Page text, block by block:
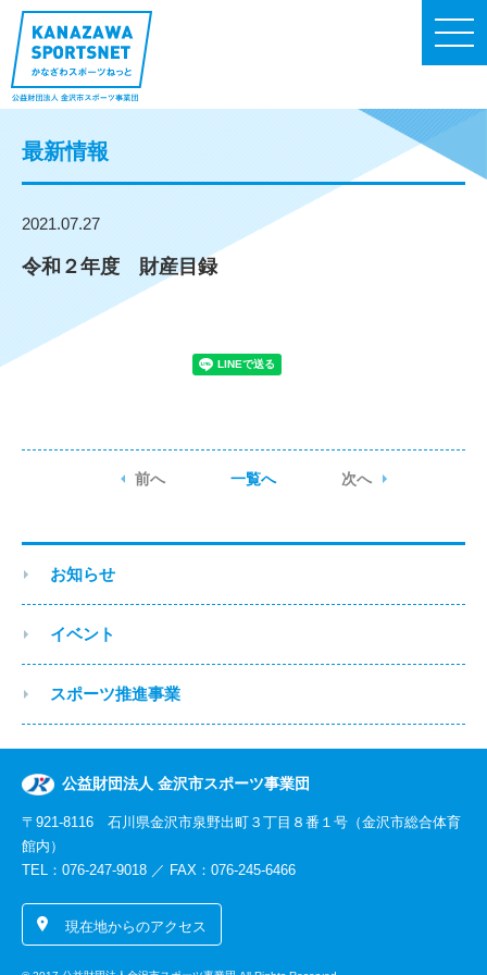
最新情報
2021.07.27
令和２年度 財産目録
前へ 一覧へ 次へ
お知らせ
イベント
スポーツ推進事業
公益財団法人 金沢市スポーツ事業団
〒921-8116 石川県金沢市泉野出町３丁目８番１号（金沢市総合体育
館内）
TEL：076-247-9018 ／ FAX：076-245-6466
現在地からのアクセス